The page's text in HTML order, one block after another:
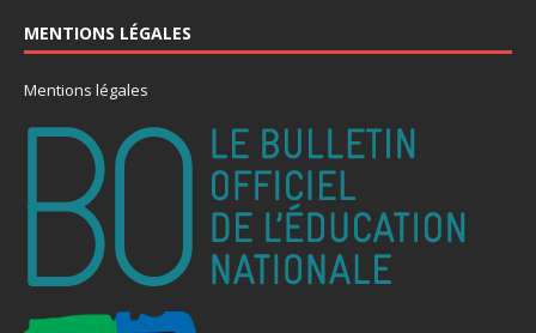
MENTIONS LÉGALES
Mentions légales